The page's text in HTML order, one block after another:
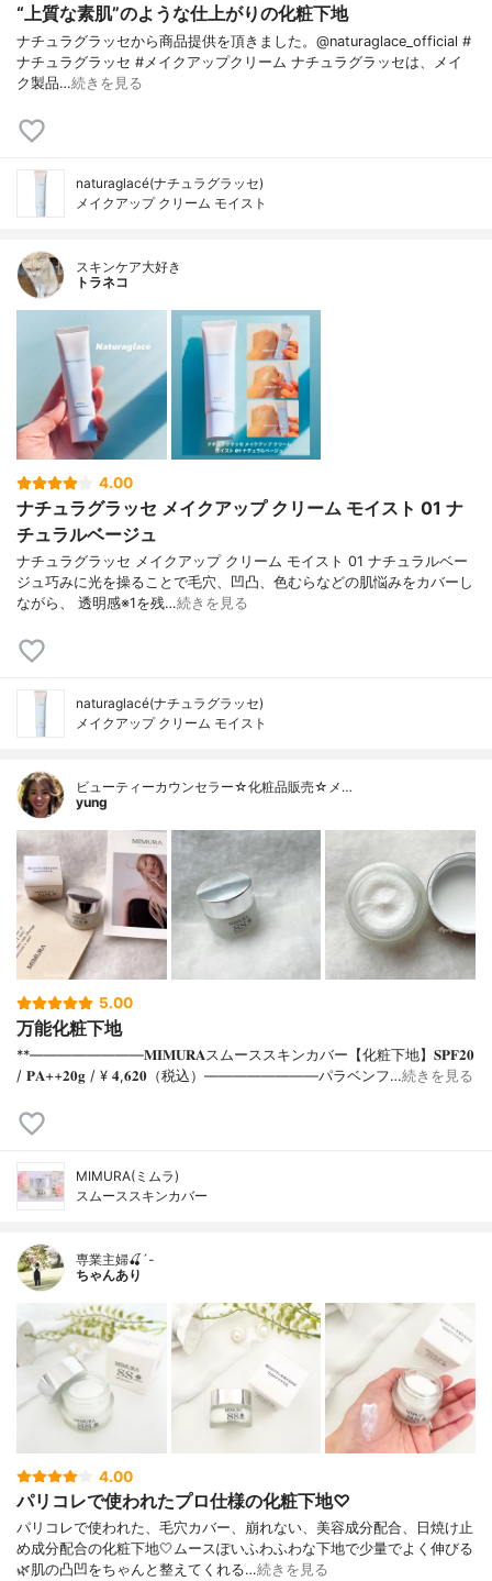
“上質な素肌”のような仕上がりの化粧下地
ナチュラグラッセから商品提供を頂きました。@naturaglace_official #
ナチュラグラッセ #メイクアップクリーム ナチュラグラッセは、メイ
ク製品…続きを見る
naturaglacé(ナチュラグラッセ)
メイクアップ クリーム モイスト
スキンケア大好き
トラネコ
4.00
ナチュラグラッセ メイクアップ クリーム モイスト 01 ナ
チュラルベージュ
ナチュラグラッセ メイクアップ クリーム モイスト 01 ナチュラルベー
ジュ巧みに光を操ることで毛穴、凹凸、色むらなどの肌悩みをカバーし
ながら、 透明感※1を残…続きを見る
naturaglacé(ナチュラグラッセ)
メイクアップ クリーム モイスト
ビューティーカウンセラー☆化粧品販売☆メ…
yung
5.00
万能化粧下地
**⁡⁡⁡————————⁡𝐌𝐈𝐌𝐔𝐑𝐀スムーススキンカバー【化粧下地】𝐒𝐏𝐅𝟐𝟎
/ 𝐏𝐀++⁡𝟐𝟎𝐠 / ¥ 𝟒,𝟔𝟐𝟎（税込）⁡————————パラベンフ…続きを見る
MIMURA(ミムラ)
スムーススキンカバー
専業主婦🍒´-
ちゃんあり
4.00
パリコレで使われたプロ仕様の化粧下地♡
パリコレで使われた、毛穴カバー、崩れない、美容成分配合、日焼け止
め成分配合の化粧下地🤍ムースぽいふわふわな下地で少量でよく伸びる
🌿肌の凸凹をちゃんと整えてくれる…続きを見る